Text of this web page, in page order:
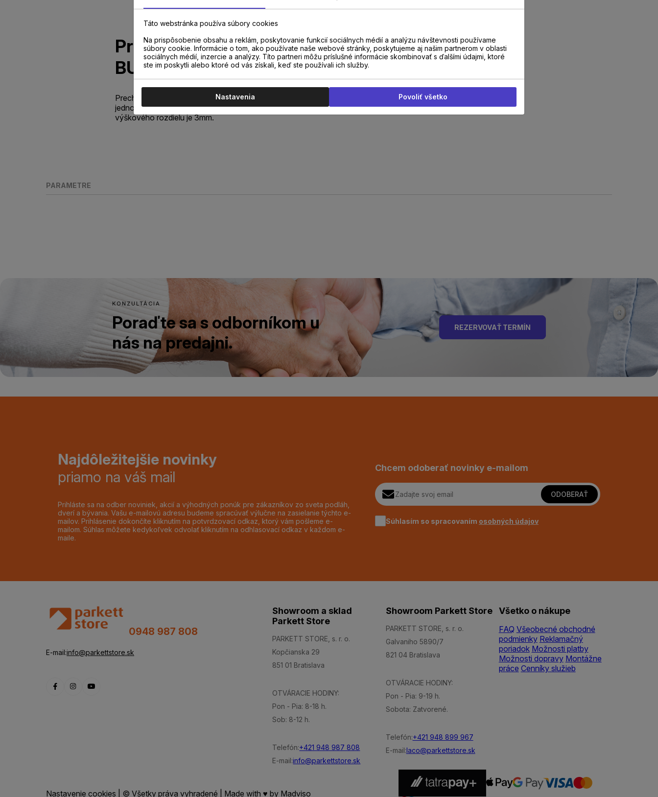
Prechodový profil A03
BUK JASNÝ 0,93m
Prechodový profil A03 je určený na prechod medzi
jednotlivými druhmi podláh. Maximálne preklenutie
výškového rozdielu je 3mm.
PARAMETRE
KONZULTÁCIA
Poraďte sa s odborníkom u
nás na predajni.
REZERVOVAŤ TERMÍN
Najdôležitejšie novinky
priamo na váš mail
Prihláste sa na odber noviniek, akcií a výhodných ponúk pre zákazníkov zo sveta podláh,
dverí a bývania. Vašu e-mailovú adresu budeme spracúvať výlučne na zasielanie týchto e-
mailov. Prihlásenie dokončíte kliknutím na potvrdzovací odkaz, ktorý vám pošleme e-
mailom. Súhlas môžete kedykoľvek odvolať kliknutím na odhlasovací odkaz v každom e-
maile.
Chcem odoberať novinky e-mailom
ODOBERAŤ
Súhlasím so spracovaním osobných údajov
0948 987 808
E-mail:info@parkettstore.sk
Showroom a sklad
Parkett Store
PARKETT STORE, s. r. o.
Kopčianska 29
851 01 Bratislava
OTVÁRACIE HODINY:
Pon - Pia: 8-18 h.
Sob: 8-12 h.
Telefón:+421 948 987 808
E-mail:info@parkettstore.sk
Showroom Parkett Store
PARKETT STORE, s. r. o.
Galvaniho 5890/7
821 04 Bratislava
OTVÁRACIE HODINY:
Pon - Pia: 9-19 h.
Sobota: Zatvorené.
Telefón:+421 948 899 967
E-mail:laco@parkettstore.sk
Všetko o nákupe
FAQ Všeobecné obchodné
podmienky Reklamačný
poriadok Možnosti platby
Možnosti dopravy Montážne
práce Cenníky služieb
Nastavenie cookies | © Všetky práva vyhradené | Made with ♥ by Madviso
Táto webstránka používa súbory cookies
Na prispôsobenie obsahu a reklám, poskytovanie funkcií sociálnych médií a analýzu návštevnosti používame
súbory cookie. Informácie o tom, ako používate naše webové stránky, poskytujeme aj našim partnerom v oblasti
sociálnych médií, inzercie a analýzy. Títo partneri môžu príslušné informácie skombinovať s ďalšími údajmi, ktoré
ste im poskytli alebo ktoré od vás získali, keď ste používali ich služby.
Nastavenia Povoliť všetko